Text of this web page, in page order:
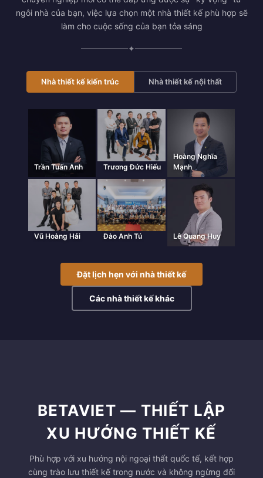
ngôi nhà của bạn, việc lựa chọn một nhà thiết kế phù hợp sẽ
làm cho cuộc sống của bạn tỏa sáng
✦
Nhà thiết kế kiến trúc Nhà thiết kế nội thất
Trần Tuấn Anh Trương Đức Hiếu
Hoàng Nghĩa
Mạnh
Vũ Hoàng Hải Đào Anh Tú Lê Quang Huy
Đặt lịch hẹn với nhà thiết kế
Các nhà thiết kế khác
BETAVIET — THIẾT LẬP
XU HƯỚNG THIẾT KẾ
Phù hợp với xu hướng nội ngoại thất quốc tế, kết hợp
cùng trào lưu thiết kế trong nước và không ngừng đổi